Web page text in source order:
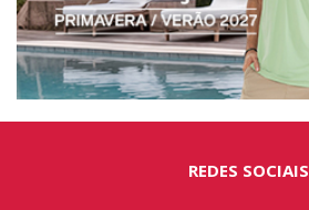
REDES SOCIAIS